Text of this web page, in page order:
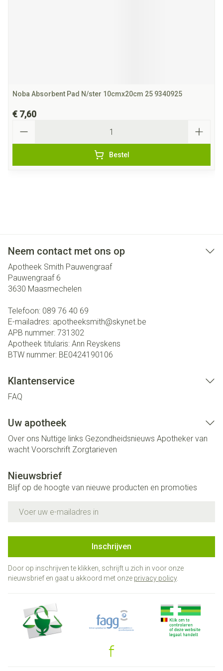
Noba Absorbent Pad N/ster 10cmx20cm 25 9340925
€ 7,60
Bestel
Neem contact met ons op
Apotheek Smith Pauwengraaf
Pauwengraaf 6
3630 Maasmechelen
Telefoon: 089 76 40 69
E-mailadres: apotheeksmith@skynet.be
APB nummer: 731302
Apotheek titularis: Ann Reyskens
BTW nummer: BE0424190106
Klantenservice
FAQ
Uw apotheek
Over ons Nuttige links Gezondheidsnieuws Apotheker van
wacht Voorschrift Zorgtarieven
Nieuwsbrief
Blijf op de hoogte van nieuwe producten en promoties
Inschrijven
Door op inschrijven te klikken, schrijft u zich in voor onze
nieuwsbrief en gaat u akkoord met onze privacy policy.